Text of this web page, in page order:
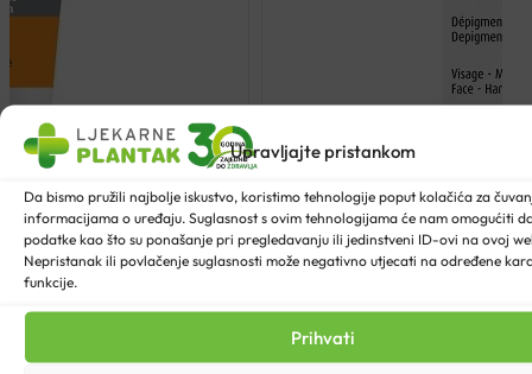
Upravljajte pristankom
Da bismo pružili najbolje iskustvo, koristimo tehnologije poput kolačića za
informacijama o uređaju. Suglasnost s ovim tehnologijama će nam omogućiti
podatke kao što su ponašanje pri pregledavanju ili jedinstveni ID-ovi na ovoj
Nepristanak ili povlačenje suglasnosti može negativno utjecati na određene
funkcije.
Prihvati